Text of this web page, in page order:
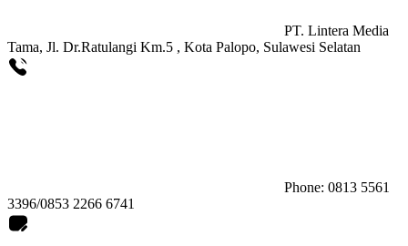
PT. Lintera Media
Tama, Jl. Dr.Ratulangi Km.5 , Kota Palopo, Sulawesi Selatan
Phone: 0813 5561
3396/0853 2266 6741